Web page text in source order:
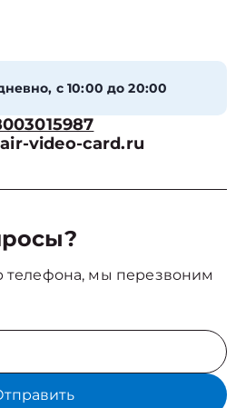
с 10:00 до 20:00
video-card.ru
телефона, мы перезвоним